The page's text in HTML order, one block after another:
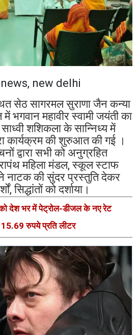
new delhi
सेठ सागरमल सुराणा जैन कन्या
भगवान महावीर स्वामी जयंती का
शशिकला के सान्निध्य में
कार्यक्रम की शुरुआत की गई ।
द्वारा सभी को अनुग्रहित
महिला मंडल, स्कूल स्टाफ
ने नाटक की सुंदर प्रस्तुति देकर
सिद्धांतों को दर्शाया।
देश भर में पेट्रोल-डीजल के नए रेट
रुपये प्रति लीटर